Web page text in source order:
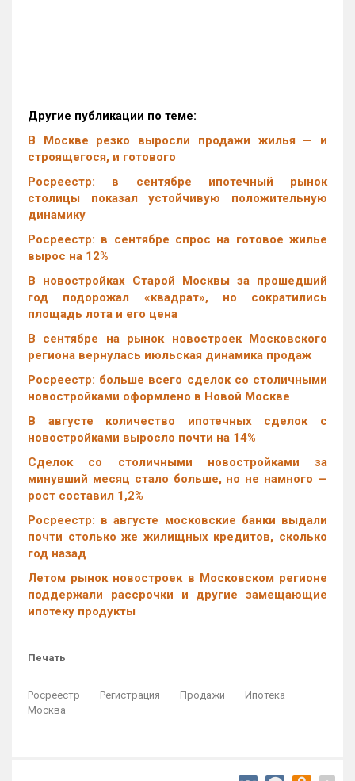
Другие публикации по теме:
В Москве резко выросли продажи жилья — и
строящегося, и готового
Росреестр: в сентябре ипотечный рынок
столицы показал устойчивую положительную
динамику
Росреестр: в сентябре спрос на готовое жилье
вырос на 12%
В новостройках Старой Москвы за прошедший
год подорожал «квадрат», но сократились
площадь лота и его цена
В сентябре на рынок новостроек Московского
региона вернулась июльская динамика продаж
Росреестр: больше всего сделок со столичными
новостройками оформлено в Новой Москве
В августе количество ипотечных сделок с
новостройками выросло почти на 14%
Cделок со столичными новостройками за
минувший месяц стало больше, но не намного —
рост составил 1,2%
Росреестр: в августе московские банки выдали
почти столько же жилищных кредитов, сколько
год назад
Летом рынок новостроек в Московском регионе
поддержали рассрочки и другие замещающие
ипотеку продукты
Печать
Росреестр Регистрация Продажи
Ипотека
Москва